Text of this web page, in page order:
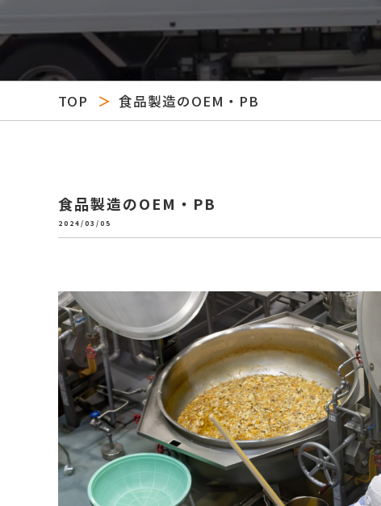
TOP 食品製造のOEM・PB
食品製造のOEM・PB
2024/03/05